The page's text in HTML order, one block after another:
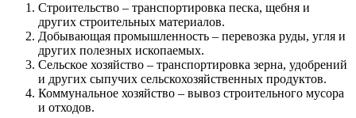
Строительство – транспортировка песка, щебня и
других строительных материалов.
Добывающая промышленность – перевозка руды, угля и
других полезных ископаемых.
Сельское хозяйство – транспортировка зерна, удобрений
и других сыпучих сельскохозяйственных продуктов.
Коммунальное хозяйство – вывоз строительного мусора
и отходов.